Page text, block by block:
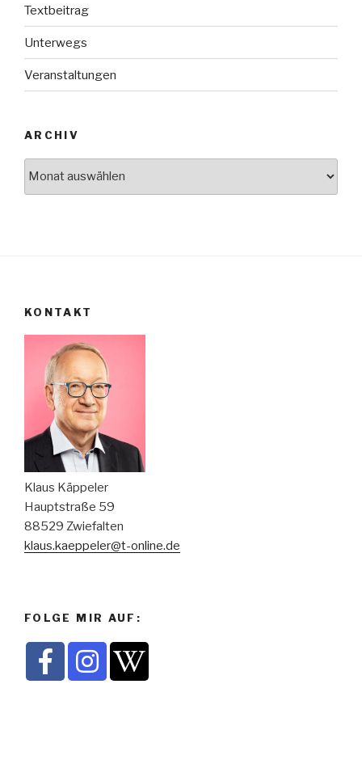
Textbeitrag
Unterwegs
Veranstaltungen
ARCHIV
KONTAKT
Klaus Käppeler
Hauptstraße 59
88529 Zwiefalten
klaus.kaeppeler@t-online.de
FOLGE MIR AUF: